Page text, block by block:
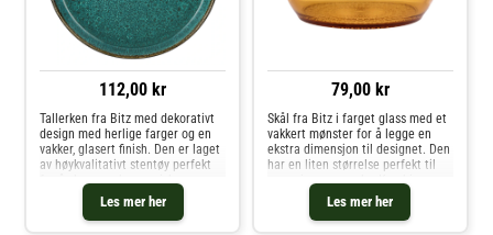
112,00 kr
Les mer her
Tallerken fra Bitz med dekorativt
design med herlige farger og en
vakker, glasert finish. Den er laget
av høykvalitativt stentøy perfekt
for å skape en harmonisk og
elegant borddekking. Den reaktive
glasuren gir hvert stykke et unikt
utseende.Denne tallerkenen er en
79,00 kr
Les mer her
Skål fra Bitz i farget glass med et
vakkert mønster for å legge en
ekstra dimensjon til designet. Den
har en liten størrelse perfekt til
servering av snacks. Kombiner
med andre deler i serien og skap
din personlige look. For hvert salg
doneres en del av beløpet til